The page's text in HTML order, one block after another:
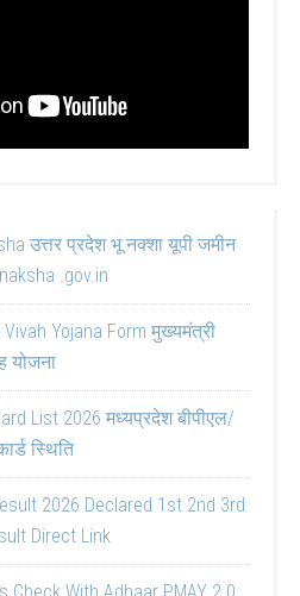
उत्तर प्रदेश भू नक्शा यूपी जमीन
.gov.in
Vivah Yojana Form मुख्यमंत्री
योजना
List 2026 मध्यप्रदेश बीपीएल/
स्थिति
2026 Declared 1st 2nd 3rd
Direct Link